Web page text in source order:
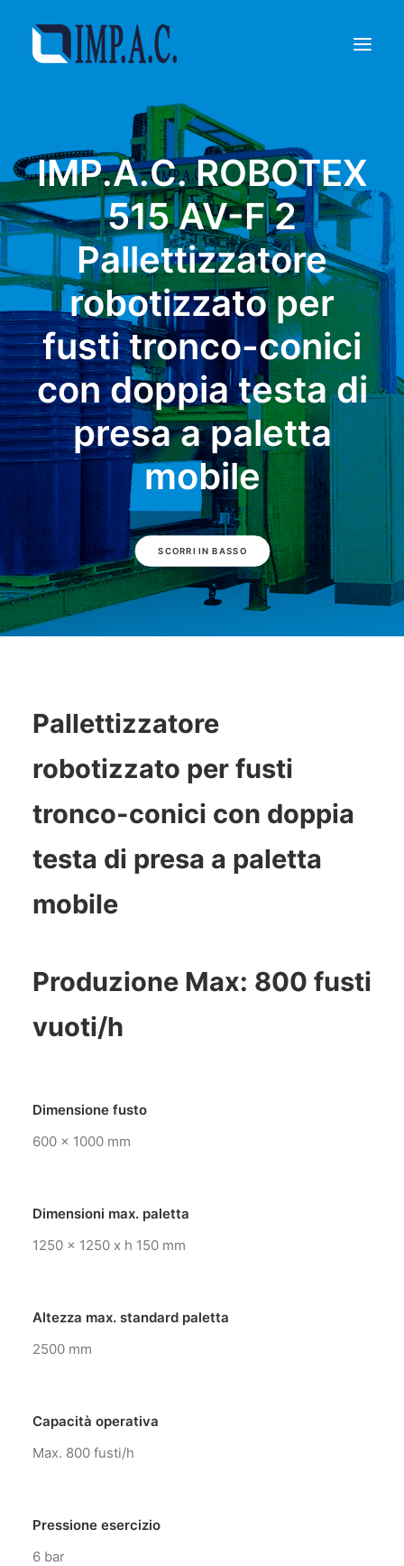
Confezionamento
Chi siamo
Agenti
Referenze
Contatti
RICHIEDI INFORMAZIONI
IMP.A.C. ROBOTEX
515 AV-F 2
Pallettizzatore
robotizzato per
fusti tronco-conici
con doppia testa di
presa a paletta
mobile
SCORRI IN BASSO
Pallettizzatore
robotizzato per fusti
tronco-conici con doppia
testa di presa a paletta
mobile
Produzione Max: 800 fusti
vuoti/h
Dimensione fusto
600 x 1000 mm
Dimensioni max. paletta
1250 x 1250 x h 150 mm
Altezza max. standard paletta
2500 mm
Capacità operativa
Max. 800 fusti/h
Pressione esercizio
6 bar